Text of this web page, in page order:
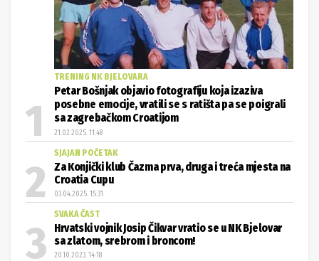
TRENING NK BJELOVARA
Petar Bošnjak objavio fotografiju koja izaziva
posebne emocije, vratili se s ratišta pa se poigrali
sa zagrebačkom Croatijom
21.02.2025. 11:48
SJAJAN POČETAK
Za Konjički klub Čazma prva, druga i treća mjesta na
Croatia Cupu
03.04.2025. 15:31
SVAKA ČAST
Hrvatski vojnik Josip Čikvar vratio se u NK Bjelovar
sa zlatom, srebrom i broncom!
20.10.2023. 14:18